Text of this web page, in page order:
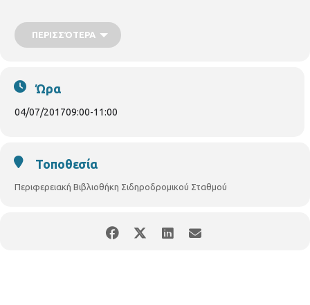
Καμπάνταησυνεχίζεται με επιτυχία στις Δημοτικές
Βιβλιοθήκες κατά τους θερινούς. Το πρόγραμμα
ΠΕΡΙΣΣΌΤΕΡΑ
Ώρα
04/07/201709:00-11:00
Τοποθεσία
Περιφερειακή Βιβλιοθήκη Σιδηροδρομικού Σταθμού